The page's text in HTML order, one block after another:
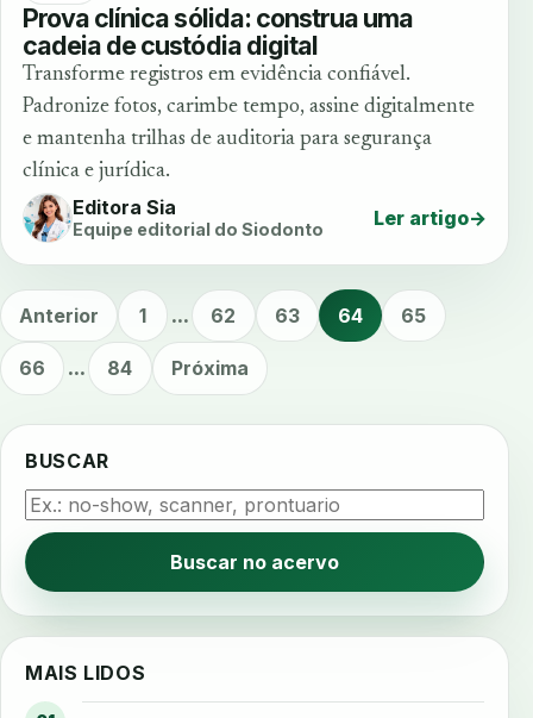
Prova clínica sólida: construa uma
cadeia de custódia digital
Transforme registros em evidência confiável.
Padronize fotos, carimbe tempo, assine digitalmente
e mantenha trilhas de auditoria para segurança
clínica e jurídica.
Editora Sia
Equipe editorial do Siodonto Ler artigo→
Anterior 1 ... 62 63 64 65
66 ... 84 Próxima
BUSCAR
Buscar no acervo
MAIS LIDOS